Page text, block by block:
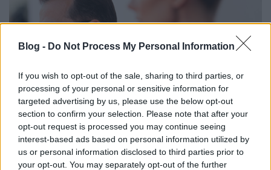
Blog - Do Not Process My Personal Information
If you wish to opt-out of the sale, sharing to third parties, or
processing of your personal or sensitive information for
targeted advertising by us, please use the below opt-out
section to confirm your selection. Please note that after your
opt-out request is processed you may continue seeing
interest-based ads based on personal information utilized by
us or personal information disclosed to third parties prior to
your opt-out. You may separately opt-out of the further
"Ezer helyen el lehetett volna bukni"
- Mundruczó Kornél-interjú
2020. október 21.